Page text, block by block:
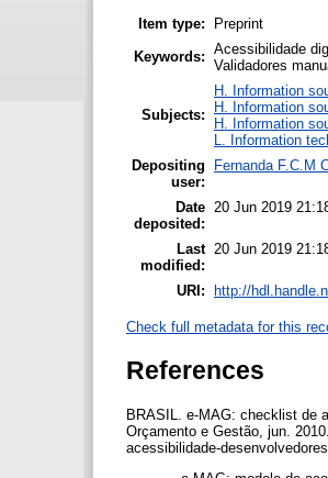
Item type:
Preprint
Keywords: Acessibilidade
Validadores
Subjects:
H. Information
H. Information
H. Information
L. Information
Depositing
user:
Fernanda F.C.M
Date
deposited:
20 Jun 2019
Last
modified:
20 Jun 2019
URI: http://
Check full metadata for this
References
BRASIL. e-MAG: checklist de
Orçamento e Gestão, jun.
acessibilidade-